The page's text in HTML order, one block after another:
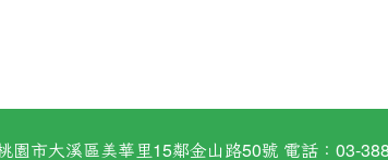
園市大溪區美華里15鄰金山路50號 電話：03-